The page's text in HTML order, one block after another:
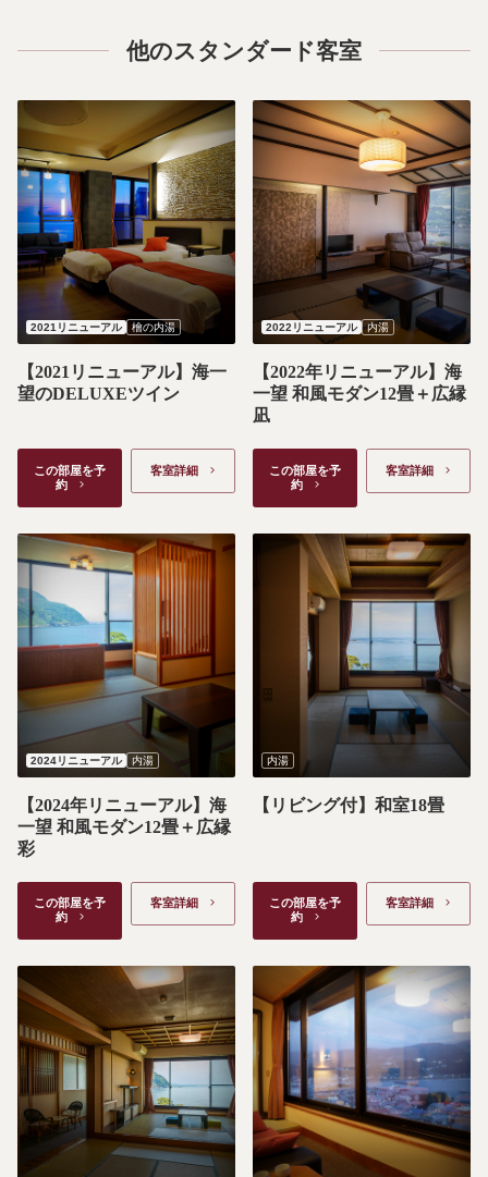
他のスタンダード客室
2021リニューアル 檜の内湯
【2021リニューアル】海一
望のDELUXEツイン
この部屋を予
約
客室詳細
2022リニューアル 内湯
【2022年リニューアル】海
一望 和風モダン12畳＋広縁
凪
この部屋を予
約
客室詳細
2024リニューアル 内湯
【2024年リニューアル】海
一望 和風モダン12畳＋広縁
彩
この部屋を予
約
客室詳細
内湯
【リビング付】和室18畳
この部屋を予
約
客室詳細